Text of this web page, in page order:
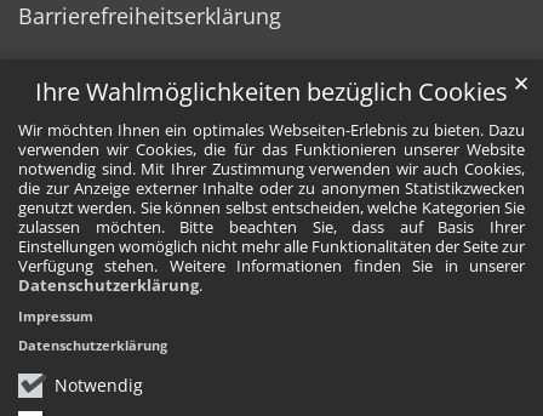
Ihre Wahlmöglichkeiten bezüglich Cookies
Wir möchten Ihnen ein optimales Webseiten-Erlebnis zu bieten. Dazu
verwenden wir Cookies, die für das Funktionieren unserer Website
notwendig sind. Mit Ihrer Zustimmung verwenden wir auch Cookies,
die zur Anzeige externer Inhalte oder zu anonymen Statistikzwecken
genutzt werden. Sie können selbst entscheiden, welche Kategorien Sie
zulassen möchten. Bitte beachten Sie, dass auf Basis Ihrer
Einstellungen womöglich nicht mehr alle Funktionalitäten der Seite zur
Verfügung stehen. Weitere Informationen finden Sie in unserer
Datenschutzerklärung.
Notwendig
✕
Impressum
Datenschutzerklärung
Barrierefreiheitserklärung